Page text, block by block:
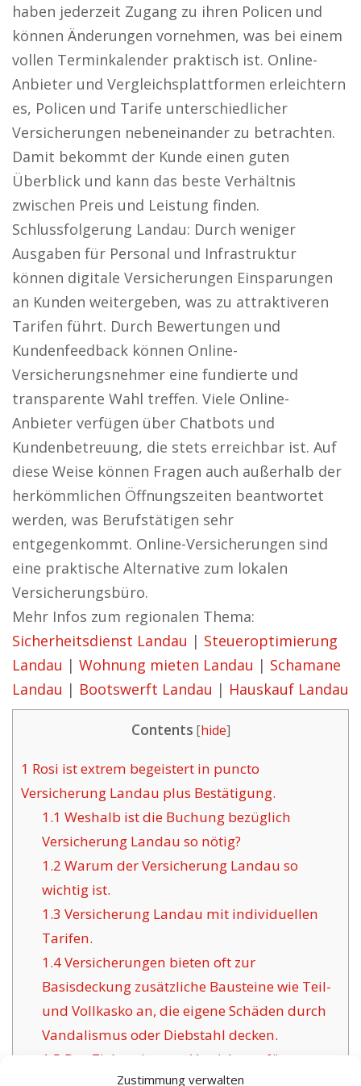
Zustimmung verwalten
haben jederzeit Zugang zu ihren Policen und
können Änderungen vornehmen, was bei einem
vollen Terminkalender praktisch ist. Online-
Anbieter und Vergleichsplattformen erleichtern
es, Policen und Tarife unterschiedlicher
Versicherungen nebeneinander zu betrachten.
Damit bekommt der Kunde einen guten
Überblick und kann das beste Verhältnis
zwischen Preis und Leistung finden.
Schlussfolgerung Landau: Durch weniger
Ausgaben für Personal und Infrastruktur
können digitale Versicherungen Einsparungen
an Kunden weitergeben, was zu attraktiveren
Tarifen führt. Durch Bewertungen und
Kundenfeedback können Online-
Versicherungsnehmer eine fundierte und
transparente Wahl treffen. Viele Online-
Anbieter verfügen über Chatbots und
Kundenbetreuung, die stets erreichbar ist. Auf
diese Weise können Fragen auch außerhalb der
herkömmlichen Öffnungszeiten beantwortet
werden, was Berufstätigen sehr
entgegenkommt. Online-Versicherungen sind
eine praktische Alternative zum lokalen
Versicherungsbüro.
Mehr Infos zum regionalen Thema:
Sicherheitsdienst Landau | Steueroptimierung
Landau | Wohnung mieten Landau | Schamane
Landau | Bootswerft Landau | Hauskauf Landau
Contents [hide]
1 Rosi ist extrem begeistert in puncto
Versicherung Landau plus Bestätigung.
1.1 Weshalb ist die Buchung bezüglich
Versicherung Landau so nötig?
1.2 Warum der Versicherung Landau so
wichtig ist.
1.3 Versicherung Landau mit individuellen
Tarifen.
1.4Versicherungen bieten oft zur
Basisdeckung zusätzliche Bausteine wie Teil-
und Vollkasko an, die eigene Schäden durch
Vandalismus oder Diebstahl decken.
1.5 Das Ziel geeigneter Versicherer für